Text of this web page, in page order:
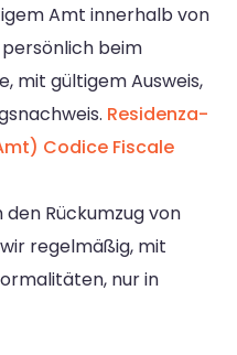
Amt innerhalb von
beim
mit gültigem Ausweis,
Residenza-
Codice Fiscale
Rückumzug von
regelmäßig, mit
nur in